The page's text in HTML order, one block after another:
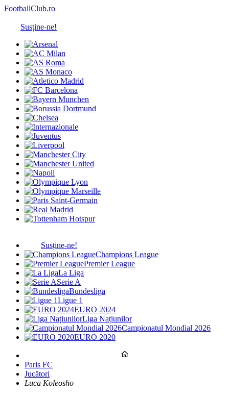
FootballClub.ro
Susține-ne!
Susține-ne!
Champions League
Premier League
La Liga
Serie A
Bundesliga
Ligue 1
EURO 2024
Liga Națiunilor
Campionatul Mondial 2026
EURO 2020
Paris FC
Jucători
Luca Koleosho